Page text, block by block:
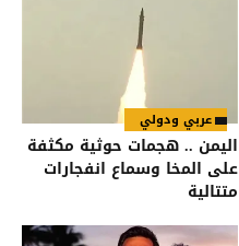
عربي ودولي
اليمن .. هجمات حوثية مكثفة
على المخا وسماع انفجارات
متتالية